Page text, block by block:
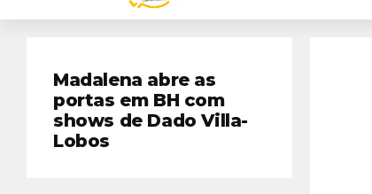
Madalena abre as
portas em BH com
shows de Dado Villa-
Lobos